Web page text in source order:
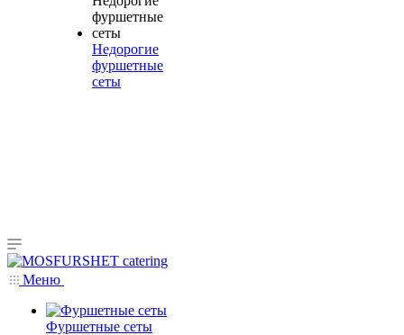
Недорогие
фуршетные
сеты
Меню
Фуршетные сеты